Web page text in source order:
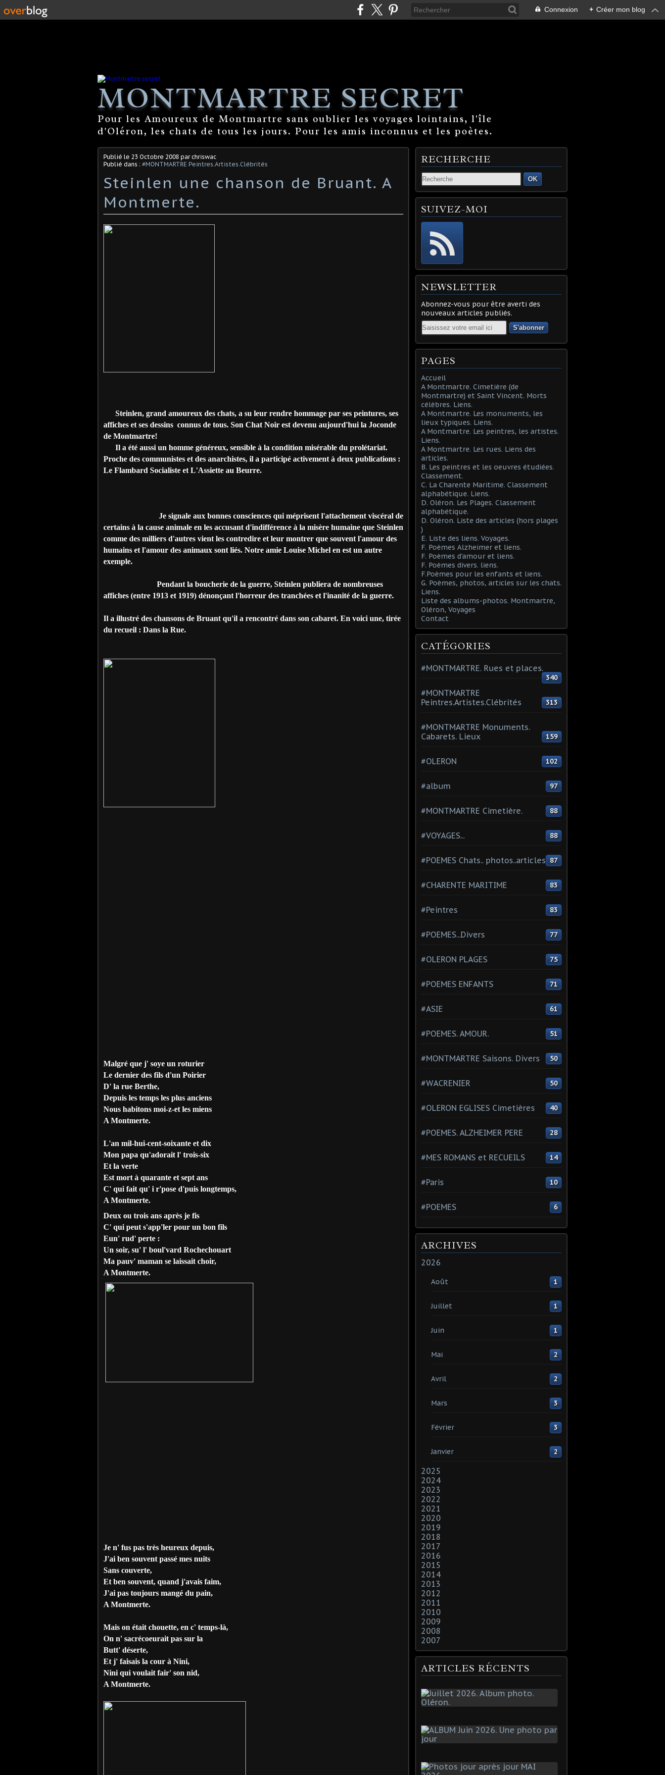
Connexion + Créer mon blog
MONTMARTRE SECRET
Pour les Amoureux de Montmartre sans oublier les voyages lointains, l'île
d'Oléron, les chats de tous les jours. Pour les amis inconnus et les poètes.
Publié le 23 Octobre 2008 par chriswac
Publié dans : #MONTMARTRE Peintres.Artistes.Clébrités
Steinlen une chanson de Bruant. A
Montmerte.
Steinlen, grand amoureux des chats, a su leur rendre hommage par ses peintures, ses
affiches et ses dessins connus de tous. Son Chat Noir est devenu aujourd'hui la Joconde
de Montmartre!
Il a été aussi un homme généreux, sensible à la condition misérable du prolétariat.
Proche des communistes et des anarchistes, il a participé activement à deux publications :
Le Flambard Socialiste et L'Assiette au Beurre.
Je signale aux bonnes consciences qui méprisent l'attachement viscéral de
certains à la cause animale en les accusant d'indifférence à la misère humaine que Steinlen
comme des milliers d'autres vient les contredire et leur montrer que souvent l'amour des
humains et l'amour des animaux sont liés. Notre amie Louise Michel en est un autre
exemple.
Pendant la boucherie de la guerre, Steinlen publiera de nombreuses
affiches (entre 1913 et 1919) dénonçant l'horreur des tranchées et l'inanité de la guerre.
Il a illustré des chansons de Bruant qu'il a rencontré dans son cabaret. En voici une, tirée
du recueil : Dans la Rue.
Malgré que j' soye un roturier
Le dernier des fils d'un Poirier
D' la rue Berthe,
Depuis les temps les plus anciens
Nous habitons moi-z-et les miens
A Montmerte.
L'an mil-hui-cent-soixante et dix
Mon papa qu'adorait l' trois-six
Et la verte
Est mort à quarante et sept ans
C' qui fait qu' i r'pose d'puis longtemps,
A Montmerte.
Deux ou trois ans après je fis
C' qui peut s'app'ler pour un bon fils
Eun' rud' perte :
Un soir, su' l' boul'vard Rochechouart
Ma pauv' maman se laissait choir,
A Montmerte.
Je n' fus pas très heureux depuis,
J'ai ben souvent passé mes nuits
Sans couverte,
Et ben souvent, quand j'avais faim,
J'ai pas toujours mangé du pain,
A Montmerte.
Mais on était chouette, en c' temps-là,
On n' sacrécoeurait pas sur la
Butt' déserte,
Et j' faisais la cour à Nini,
Nini qui voulait fair' son nid,
A Montmerte.
RECHERCHE
OK
SUIVEZ-MOI
NEWSLETTER
Abonnez-vous pour être averti des
nouveaux articles publiés.
Email
PAGES
Accueil
A Montmartre. Cimetière (de
Montmartre) et Saint Vincent. Morts
célèbres. Liens.
A Montmartre. Les monuments, les
lieux typiques. Liens.
A Montmartre. Les peintres, les artistes.
Liens.
A Montmartre. Les rues. Liens des
articles.
B. Les peintres et les oeuvres étudiées.
Classement.
C. La Charente Maritime. Classement
alphabétique. Liens.
D. Oléron. Les Plages. Classement
alphabétique.
D. Oléron. Liste des articles (hors plages
)
E. Liste des liens. Voyages.
F. Poèmes Alzheimer et liens.
F. Poèmes d'amour et liens.
F. Poèmes divers. liens.
F.Poèmes pour les enfants et liens.
G. Poèmes, photos, articles sur les chats.
Liens.
Liste des albums-photos. Montmartre,
Oléron, Voyages
Contact
CATÉGORIES
#MONTMARTRE. Rues et places.
340
#MONTMARTRE
Peintres.Artistes.Clébrités
313
#MONTMARTRE Monuments.
Cabarets. Lieux
159
#OLERON 102
#album 97
#MONTMARTRE Cimetière. 88
#VOYAGES... 88
#POEMES Chats.. photos..articles 87
#CHARENTE MARITIME 83
#Peintres 83
#POEMES...Divers 77
#OLERON PLAGES 75
#POEMES ENFANTS 71
#ASIE 61
#POEMES. AMOUR. 51
#MONTMARTRE Saisons. Divers 50
#WACRENIER 50
#OLERON EGLISES Cimetières 40
#POEMES. ALZHEIMER PERE 28
#MES ROMANS et RECUEILS 14
#Paris 10
#POEMES 6
ARCHIVES
2026
Août 1
Juillet 1
Juin 1
Mai 2
Avril 2
Mars 3
Février 3
Janvier 2
2025
2024
2023
2022
2021
2020
2019
2018
2017
2016
2015
2014
2013
2012
2011
2010
2009
2008
2007
ARTICLES RÉCENTS